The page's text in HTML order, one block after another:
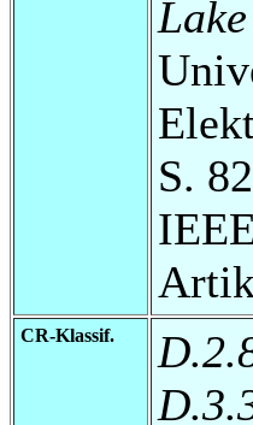
S.
CR-Klassif.